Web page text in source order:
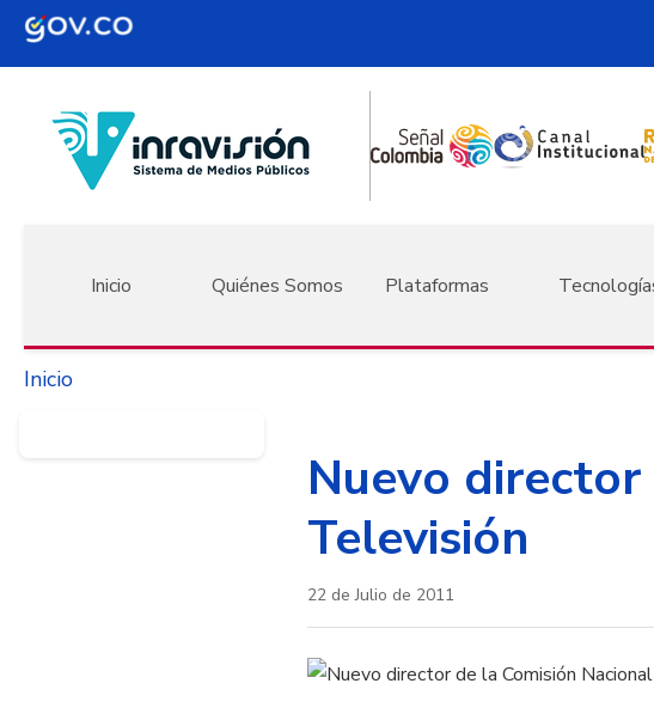
Pasar al contenido principal
Inicio Quiénes Somos Plataformas
Inicio
Nuevo
Televisión
22 de Julio de 2011